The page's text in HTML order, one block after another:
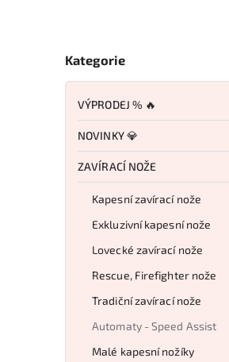
Kategorie
VÝPRODEJ % 🔥
NOVINKY 💎
ZAVÍRACÍ NOŽE
Kapesní zavírací nože
Exkluzivní kapesní nože
Lovecké zavírací nože
Rescue, Firefighter nože
Tradiční zavírací nože
Automaty - Speed Assist
Malé kapesní nožíky